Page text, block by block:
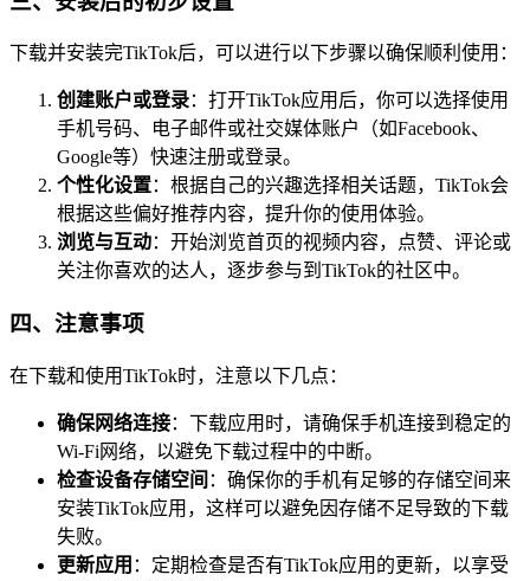
下载并安装完TikTok后，可以进行以下步骤以确保顺利使用：
创建账户或登录：打开TikTok应用后，你可以选择使用
手机号码、电子邮件或社交媒体账户（如Facebook、
Google等）快速注册或登录。
个性化设置：根据自己的兴趣选择相关话题，TikTok会
根据这些偏好推荐内容，提升你的使用体验。
浏览与互动：开始浏览首页的视频内容，点赞、评论或
关注你喜欢的达人，逐步参与到TikTok的社区中。
四、注意事项
在下载和使用TikTok时，注意以下几点：
确保网络连接：下载应用时，请确保手机连接到稳定的
Wi-Fi网络，以避免下载过程中的中断。
检查设备存储空间 ：确保你的手机有足够的存储空间来
安装TikTok应用，这样可以避免因存储不足导致的下载
失败。
更新应用 ：定期检查是否有TikTok应用的更新，以享受